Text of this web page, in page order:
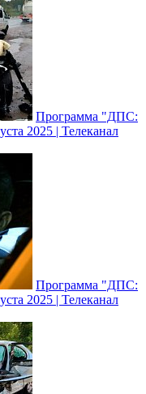
Программа "ДПС:
2025 | Телеканал
Программа "ДПС:
2025 | Телеканал